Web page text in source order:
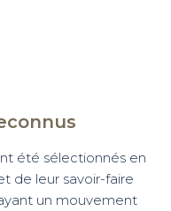
été sélectionnés en
de leur savoir-faire
un mouvement